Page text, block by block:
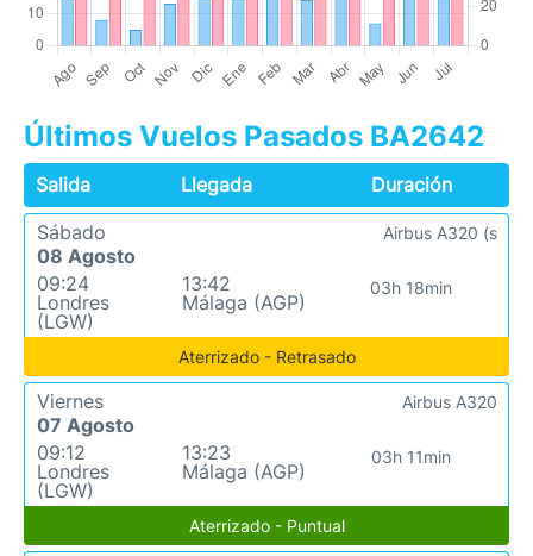
Últimos Vuelos Pasados BA2642
Salida Llegada
Duración
Sábado
08 Agosto
09:24
Londres
(LGW)
13:42
Málaga (AGP)
03h 18min
Airbus A320 (s
Aterrizado - Retrasado
Viernes
07 Agosto
09:12
Londres
(LGW)
13:23
Málaga (AGP)
03h 11min
Airbus A320
Aterrizado - Puntual